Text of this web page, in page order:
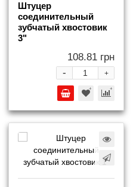
Штуцер
соединительный
зубчатый хвостовик
3"
108.81 грн
+
-